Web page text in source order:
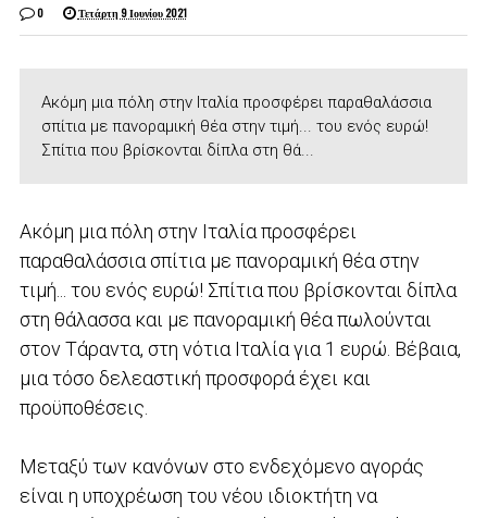
0 Τετάρτη 9 Ιουνίου 2021
Ακόμη μια πόλη στην Ιταλία προσφέρει παραθαλάσσια
σπίτια με πανοραμική θέα στην τιμή... του ενός ευρώ!
Σπίτια που βρίσκονται δίπλα στη θά...
Ακόμη μια πόλη στην Ιταλία προσφέρει
παραθαλάσσια σπίτια με πανοραμική θέα στην
τιμή... του ενός ευρώ! Σπίτια που βρίσκονται δίπλα
στη θάλασσα και με πανοραμική θέα πωλούνται
στον Τάραντα, στη νότια Ιταλία για 1 ευρώ. Βέβαια,
μια τόσο δελεαστική προσφορά έχει και
προϋποθέσεις.
Μεταξύ των κανόνων στο ενδεχόμενο αγοράς
είναι η υποχρέωση του νέου ιδιοκτήτη να